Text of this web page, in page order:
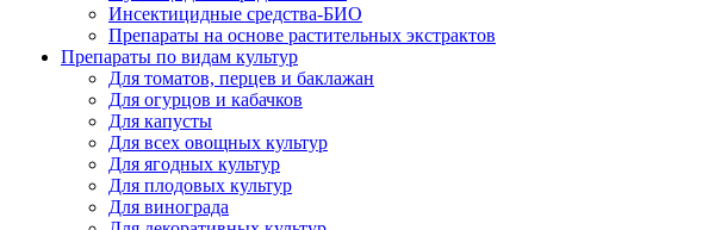
Инсектицидные средства-БИО
Препараты на основе растительных экстрактов
Препараты по видам культур
Для томатов, перцев и баклажан
Для огурцов и кабачков
Для капусты
Для всех овощных культур
Для ягодных культур
Для плодовых культур
Для винограда